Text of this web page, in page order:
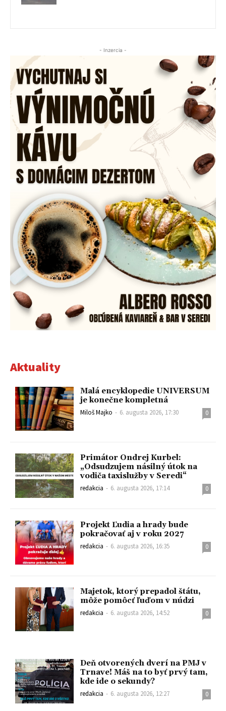
- Inzercia -
Aktuality
Malá encyklopedie UNIVERSUM
je konečne kompletná
Miloš Majko - 6. augusta 2026, 17:30 0
Primátor Ondrej Kurbel:
„Odsudzujem násilný útok na
vodiča taxislužby v Seredi“
redakcia - 6. augusta 2026, 17:14 0
Projekt Ľudia a hrady bude
pokračovať aj v roku 2027
redakcia - 6. augusta 2026, 16:35 0
Majetok, ktorý prepadol štátu,
môže pomôcť ľuďom v núdzi
redakcia - 6. augusta 2026, 14:52 0
Deň otvorených dverí na PMJ v
Trnave! Máš na to byť prvý tam,
kde ide o sekundy?
redakcia - 6. augusta 2026, 12:27 0